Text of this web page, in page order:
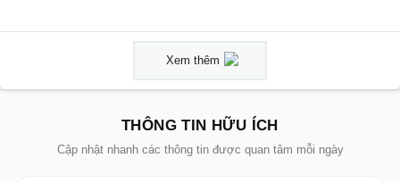
Xem thêm
THÔNG TIN HỮU ÍCH
Cập nhật nhanh các thông tin được quan tâm mỗi ngày